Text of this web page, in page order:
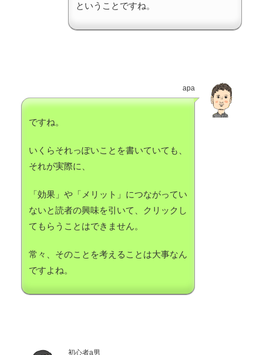
ということですね。
apa
ですね。
いくらそれっぽいことを書いていても、
それが実際に、
「効果」や「メリット」につながってい
ないと読者の興味を引いて、クリックし
てもらうことはできません。
常々、そのことを考えることは大事なん
ですよね。
初心者a男